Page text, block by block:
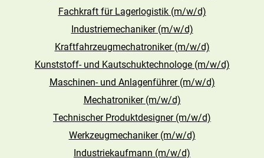
Fachkraft für Lagerlogistik (m/w/d)
Industriemechaniker (m/w/d)
Kraftfahrzeugmechatroniker (m/w/d)
Kunststoff- und Kautschuktechnologe (m/w/d)
Maschinen- und Anlagenführer (m/w/d)
Mechatroniker (m/w/d)
Technischer Produktdesigner (m/w/d)
Werkzeugmechaniker (m/w/d)
Industriekaufmann (m/w/d)